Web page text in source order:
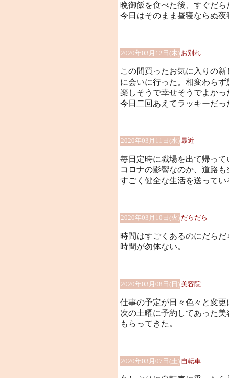
晩御飯を食べた後、すぐだ
今日はそのまま昼寝ならぬ
2020年03月12日(木) お別れ
この間買ったお気に入りの
に会いに行った。相変わら
楽しそうで幸せそうでよか
今日二回あえてラッキーだ
2020年03月11日(水)最近
毎日定時に職場を出て帰って
コロナの影響なのか、道路も
すごく健全な生活を送ってい
2020年03月10日(火) だらだら
時間はすごくあるのにだら
時間が勿体ない。
2020年03月08日(日)美容院
仕事の予定が日々色々と変
次の土曜に予約してあった
もらってきた。
2020年03月07日(土) 自転車